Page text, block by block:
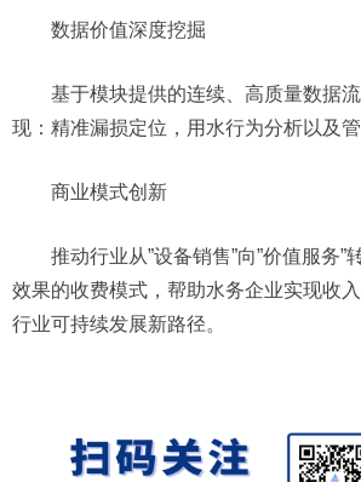
数据价值深度挖掘
基于模块提供的连续、高质量数据
现：精准漏损定位，用水行为分析以及
商业模式创新
推动行业从”设备销售”向”价值服务”
效果的收费模式，帮助水务企业实现收
行业可持续发展新路径。